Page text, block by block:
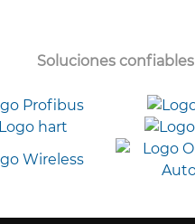
Soluciones confiables